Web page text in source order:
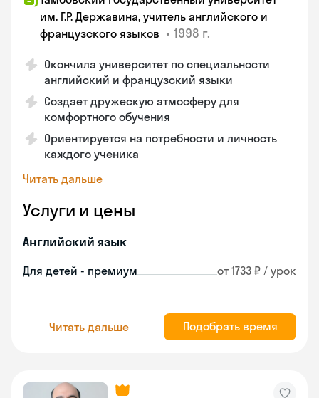
им. Г.Р. Державина, учитель английского и
французского языков • 1998 г.
Окончила университет по специальности
английский и французский языки
Создает дружескую атмосферу для
комфортного обучения
Ориентируется на потребности и личность
каждого ученика
Читать дальше
Услуги и цены
Английский язык
Для детей - премиум от 1733 ₽ / урок
Читать дальше Подобрать время